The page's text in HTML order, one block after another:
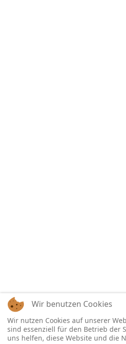
Wir benutzen Cookies
Wir nutzen Cookies auf unserer
sind essenziell für den Betrieb der
uns helfen, diese Website und die